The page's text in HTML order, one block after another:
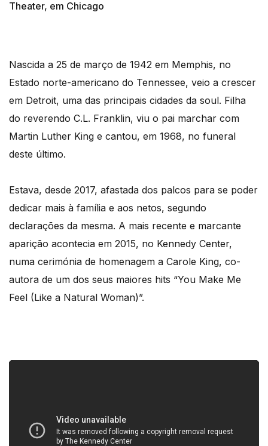
Theater, em Chicago
Nascida a 25 de março de 1942 em Memphis, no
Estado norte-americano do Tennessee, veio a crescer
em Detroit, uma das principais cidades da soul. Filha
do reverendo C.L. Franklin, viu o pai marchar com
Martin Luther King e cantou, em 1968, no funeral
deste último.
Estava, desde 2017, afastada dos palcos para se poder
dedicar mais à família e aos netos, segundo
declarações da mesma. A mais recente e marcante
aparição acontecia em 2015, no Kennedy Center,
numa cerimónia de homenagem a Carole King, co-
autora de um dos seus maiores hits “You Make Me
Feel (Like a Natural Woman)”.